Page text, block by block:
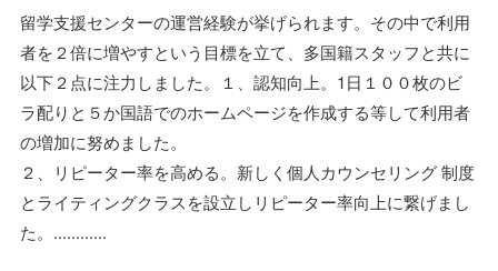
留学支援センターの運営経験が挙げられます。その中で利用
者を２倍に増やすという目標を立て、多国籍スタッフと共に
以下２点に注力しました。１、認知向上。1日１００枚のビ
ラ配りと５か国語でのホームページを作成する等して利用者
の増加に努めました。
２、リピーター率を高める。新しく個人カウンセリング 制度
とライティングクラスを設立しリピーター率向上に繋げまし
た。............